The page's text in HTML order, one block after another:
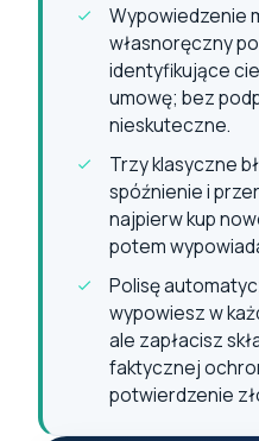
Wypowiedzenie
własnoręczny
identyfikujące
umowę; bez
nieskuteczne.
Trzy klasyczne
spóźnienie i
najpierw kup
potem
Polisę
wypowiesz w
ale zapłacisz
faktycznej
potwierdzenie